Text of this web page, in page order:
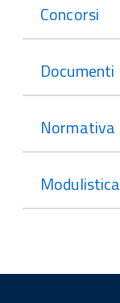
Concorsi
Documenti
Normativa
Modulistica